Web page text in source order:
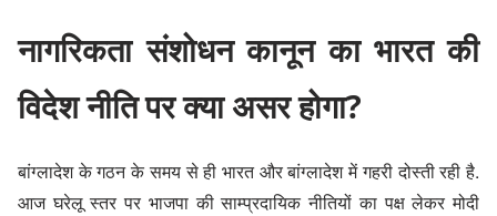
नागरिकता संशोधन कानून का भारत की
विदेश नीति पर क्या असर होगा?
बांग्लादेश के गठन के समय से ही भारत और बांग्लादेश में गहरी दोस्ती रही है.
आज घरेलू स्तर पर भाजपा की साम्प्रदायिक नीतियों का पक्ष लेकर मोदी